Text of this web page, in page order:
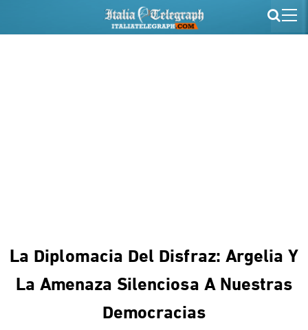
La Diplomacia Del Disfraz: Argelia Y
La Amenaza Silenciosa A Nuestras
Democracias